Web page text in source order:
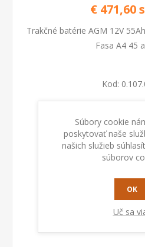
€ 471,60
Trakčné batérie AGM 12V
Fasa A4 45
Kod:
Súbory cookie
poskytovať naše
našich služieb
súborov
OK
Uč sa